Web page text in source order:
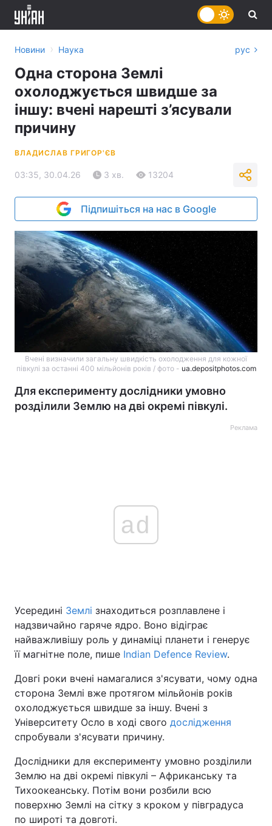
Україна Політика
Економіка Світ
Спорт Наука
Лайт
Зброя Інциденти
Здоров'я
Цікавинки Погода
Екологія Регіони
Новини › Наука рус
Одна сторона Землі
охолоджується швидше за
іншу: вчені нарешті з’ясували
причину
ВЛАДИСЛАВ ГРИГОР'ЄВ
03:35, 30.04.26 3 хв. 13204
Підпишіться на нас в Google
Вчені визначили загальну швидкість охолодження для кожної
півкулі за останні 400 мільйонів років / фото - ua.depositphotos.com
Для експерименту дослідники умовно
розділили Землю на дві окремі півкулі.
Реклама
ad
Усередині Землі знаходиться розплавлене і
надзвичайно гаряче ядро. Воно відіграє
найважливішу роль у динаміці планети і генерує
її магнітне поле, пише Indian Defence Review.
Довгі роки вчені намагалися з'ясувати, чому одна
сторона Землі вже протягом мільйонів років
охолоджується швидше за іншу. Вчені з
Університету Осло в ході свого дослідження
спробували з'ясувати причину.
Дослідники для експерименту умовно розділили
Землю на дві окремі півкулі – Африканську та
Тихоокеанську. Потім вони розбили всю
поверхню Землі на сітку з кроком у півградуса
по широті та довготі.